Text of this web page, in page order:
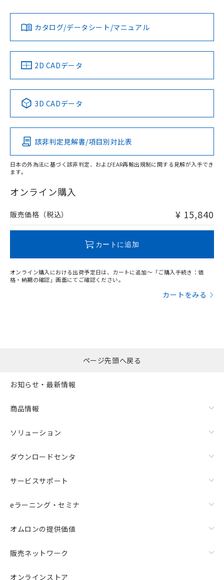
タイムチャート
以上、n: 120mm以上
検出領域
ダウンロードデータをご利用いただく前に、以下を必ずお読
みください。
ソフトウェアの使用条件
対応済み
中国 RoHS 注意事項・凡例
Pb Hg Cd Cr(VI)
O
在庫等で未対応品が混在する可能性があります。
問い合わせください。
LR型式承認
（イギリス
船舶規格）
DNV型式承認
（ノルウェー
BV型式承認
（フランス
KR型式
（韓国
No No No No
この製品の規格認証/適合状況ページへ
その他の認証はこちらのページからご検索ください
カタログ/データシート/マニュアル
2D CADデータ
3D CADデータ
該非判定見解書/項目別対比表
日本の外為法に基づく該非判定、およびEAR再輸出規制に関する見解が入手でき
ます。
オンライン購入
販売価格（税込） ¥ 15,840
カートに追加
オンライン購入における出荷予定日は、カートに追加～「ご購入手続き：価
格・納期の確認」画面にてご確認ください。
カートをみる
ページ先頭へ戻る
お知らせ・最新情報
商品情報
ソリューション
ダウンロードセンタ
サービスサポート
eラーニング・セミナ
オムロンの提供価値
販売ネットワーク
オンラインストア